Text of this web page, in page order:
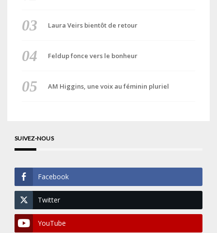
Laura Veirs bientôt de retour
Feldup fonce vers le bonheur
AM Higgins, une voix au féminin pluriel
SUIVEZ-NOUS
Facebook
Twitter
YouTube